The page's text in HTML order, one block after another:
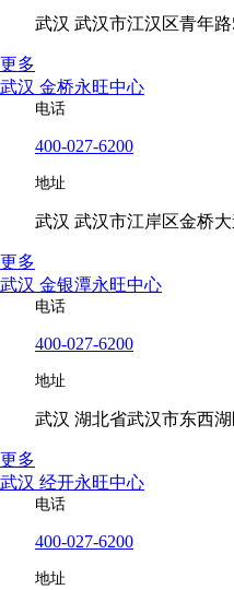
武汉 武汉市江汉区青年
更多
武汉 金桥永旺中心
电话
400-027-6200
地址
武汉 武汉市江岸区金桥
更多
武汉 金银潭永旺中心
电话
400-027-6200
地址
武汉 湖北省武汉市东西
更多
武汉 经开永旺中心
电话
400-027-6200
地址